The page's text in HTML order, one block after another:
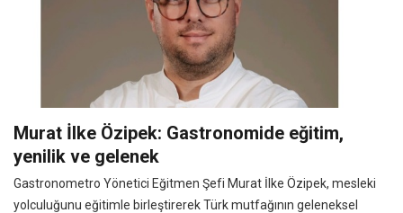
Murat İlke Özipek: Gastronomide eğitim,
yenilik ve gelenek
Gastronometro Yönetici Eğitmen Şefi Murat İlke Özipek, mesleki
yolculuğunu eğitimle birleştirerek Türk mutfağının geleneksel